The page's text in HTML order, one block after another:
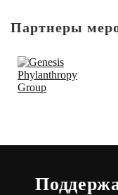
Партнеры